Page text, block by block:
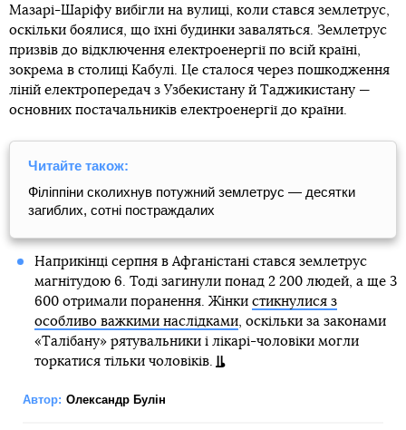
Мазарі-Шаріфу вибігли на вулиці, коли стався землетрус,
оскільки боялися, що їхні будинки заваляться. Землетрус
призвів до відключення електроенергії по всій країні,
зокрема в столиці Кабулі. Це сталося через пошкодження
ліній електропередач з Узбекистану й Таджикистану —
основних постачальників електроенергії до країни.
Читайте також:
Філіппіни сколихнув потужний землетрус — десятки
загиблих, сотні постраждалих
Наприкінці серпня в Афганістані стався землетрус
магнітудою 6. Тоді загинули понад 2 200 людей, а ще 3
600 отримали поранення. Жінки стикнулися з
особливо важкими наслідками, оскільки за законами
«Талібану» рятувальники і лікарі-чоловіки могли
торкатися тільки чоловіків.
Автор: Олександр Булін